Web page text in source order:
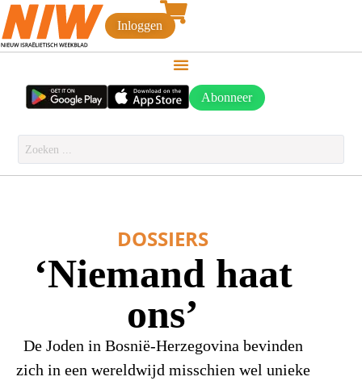
Inloggen
Abonneer
DOSSIERS
‘Niemand haat
ons’
De Joden in Bosnië-Herzegovina bevinden
zich in een wereldwijd misschien wel unieke